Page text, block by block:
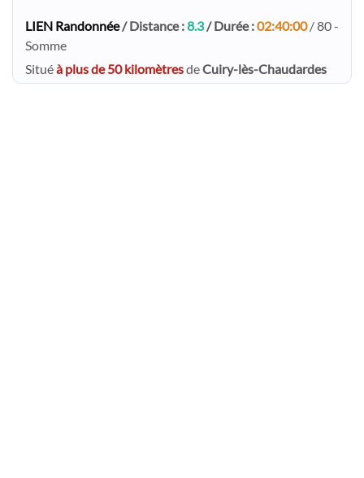
LIEN Randonnée/ Distance :8.3/ Durée :02:40:00/ 80 -
Somme
Situéà plus de 50 kilomètresdeCuiry-lès-Chaudardes